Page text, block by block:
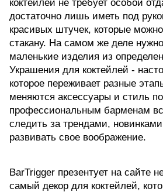
коктейлей не требует особой
достаточно лишь иметь под
красивых штучек, которые
стакану. На самом же деле
маленькие изделия из
Украшения для коктейлей -
которое переживает разные
меняются аксессуары и стиль
профессиональным барменам
следить за трендами,
развивать свое воображение.
BarTrigger презентует на сайте
самый декор для коктейлей,